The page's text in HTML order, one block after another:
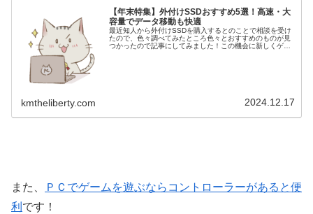
【年末特集】外付けSSDおすすめ5選！高速・大
容量でデータ移動も快適
最近知人から外付けSSDを購入するとのことで相談を受け
たので、色々調べてみたところ色々とおすすめのものが見
つかったので記事にしてみました！この機会に新しくゲー
kmtheliberty.com 2024.12.17
また、
ＰＣでゲームを遊ぶならコントローラーがあると便
利 です！